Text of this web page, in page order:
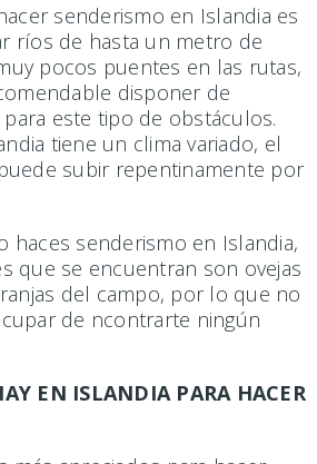
senderismo en Islandia es
ríos de hasta un metro de
pocos puentes en las rutas,
disponer de
este tipo de obstáculos.
tiene un clima variado, el
subir repentinamente por
haces senderismo en Islandia,
que se encuentran son ovejas
del campo, por lo que no
de ncontrarte ningún
EN ISLANDIA PARA HACER